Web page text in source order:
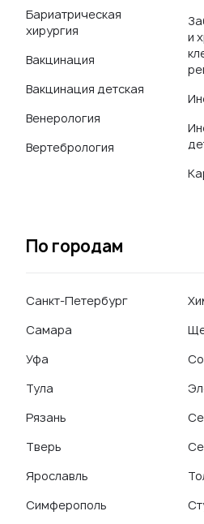
Бариатрическая
хирургия
Вакцинация
Вакцинация детская
Венерология
Вертебрология
и
По городам
Санкт-Петербург
Самара
Уфа
Тула
Рязань
Тверь
Ярославль
Симферополь